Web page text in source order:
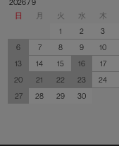
2026 / 9
日
月 火 水 木
1
2 3
6
7 8 9 10
13
14 15 16 17
20
21 22 23 24
27
28 29 30